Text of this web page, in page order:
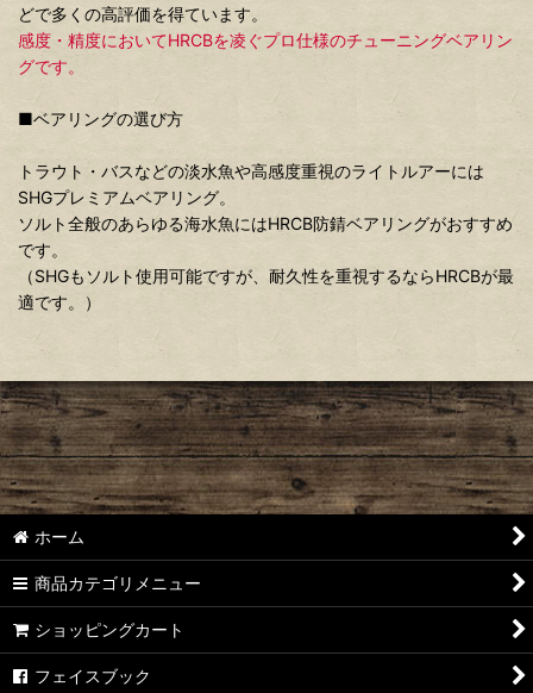
どで多くの高評価を得ています。
感度・精度においてHRCBを凌ぐプロ仕様のチューニングベアリン
グです。
■ベアリングの選び方
トラウト・バスなどの淡水魚や高感度重視のライトルアーには
SHGプレミアムベアリング。
ソルト全般のあらゆる海水魚にはHRCB防錆ベアリングがおすすめ
です。
（SHGもソルト使用可能ですが、耐久性を重視するならHRCBが最
適です。）
ホーム
商品カテゴリメニュー
ショッピングカート
フェイスブック